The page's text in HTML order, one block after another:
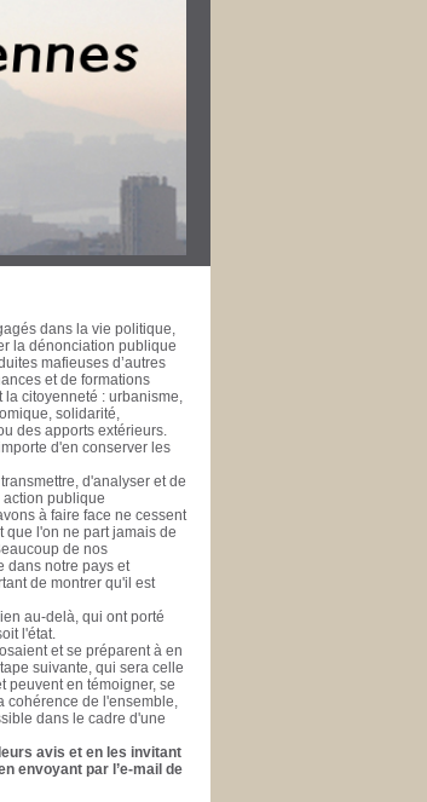
économique et
et méditerranéenne. La
ne fasse à jamais
à ceux qui se
initiative de la
des documents publics
du Rhône de 1981
de Marseille de 1978 à
dans la vie politique,
la dénonciation publique
mafieuses d’autres
et de formations
citoyenneté : urbanisme,
solidarité,
des apports extérieurs.
d'en conserver les
d'analyser et de
publique
à faire face ne cessent
que l'on ne part jamais de
de nos
dans notre pays et
de montrer qu'il est
au-delà, qui ont porté
l'état.
et se préparent à en
suivante, qui sera celle
peuvent en témoigner, se
cohérence de l'ensemble,
dans le cadre d'une
avis et en les invitant
envoyant par l’e-mail de